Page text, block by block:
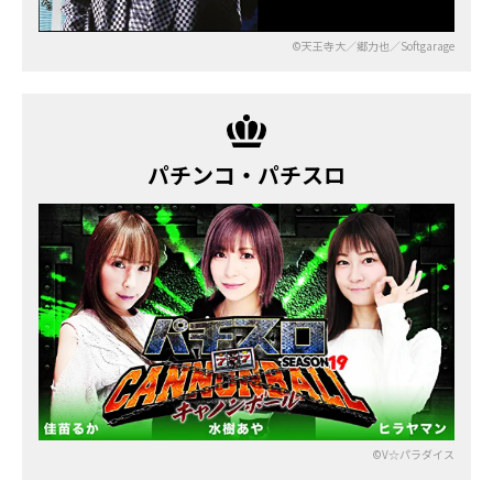
©天王寺大／郷力也／Softgarage
パチンコ・パチスロ
©V☆パラダイス